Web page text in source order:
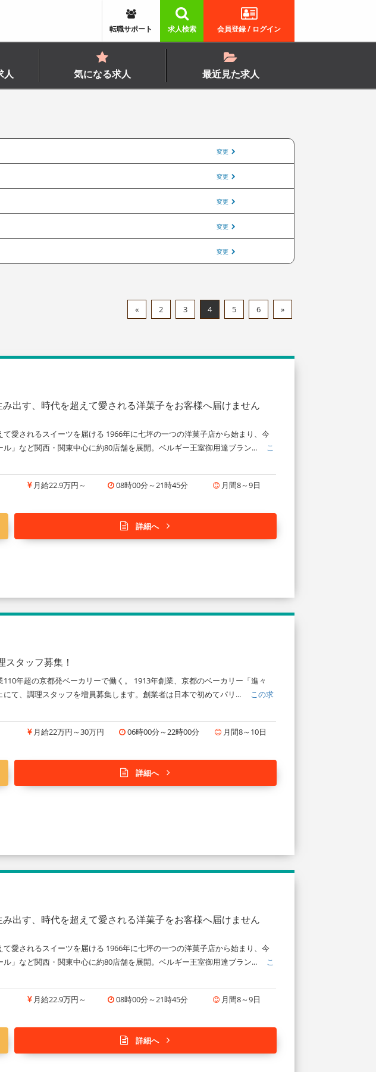
会員登録 / ログイン
求人検索
転職サポート
人 気になる求人 最近見た求人
変更
変更
変更
変更
変更
« 2 3 4 5 6 »
出す、時代を超えて愛される洋菓子をお客様へ届けません
て愛されるスイーツを届ける 1966年に七坪の一つの洋菓子店から始まり、今
ル」など関西・関東中心に約80店舗を展開。ベルギー王室御用達ブラン... こ
月給22.9万円～ 08時00分～21時45分 月間8～9日
詳細へ
タッフ募集！
年超の京都発ベーカリーで働く。 1913年創業、京都のベーカリー「進々
にて、調理スタッフを増員募集します。創業者は日本で初めてパリ... この求
月給22万円～30万円 06時00分～22時00分 月間8～10日
詳細へ
出す、時代を超えて愛される洋菓子をお客様へ届けません
て愛されるスイーツを届ける 1966年に七坪の一つの洋菓子店から始まり、今
ル」など関西・関東中心に約80店舗を展開。ベルギー王室御用達ブラン... こ
月給22.9万円～ 08時00分～21時45分 月間8～9日
詳細へ